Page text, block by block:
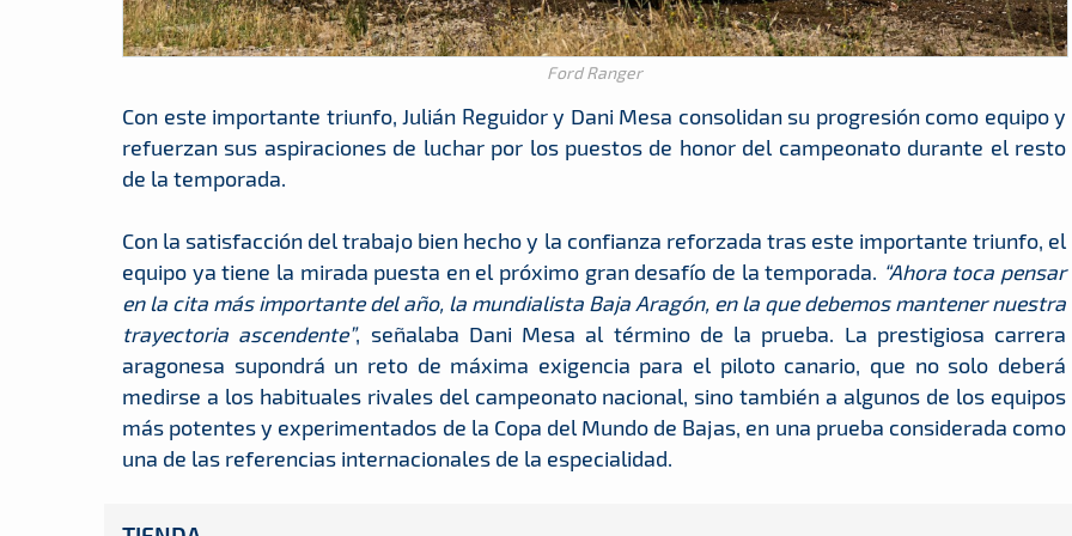
Ford Ranger
Con este importante triunfo, Julián Reguidor y Dani Mesa consolidan su progresión como equipo y
refuerzan sus aspiraciones de luchar por los puestos de honor del campeonato durante el resto
de la temporada.
Con la satisfacción del trabajo bien hecho y la confianza reforzada tras este importante triunfo, el
equipo ya tiene la mirada puesta en el próximo gran desafío de la temporada. “Ahora toca pensar
en la cita más importante del año, la mundialista Baja Aragón, en la que debemos mantener nuestra
trayectoria ascendente”, señalaba Dani Mesa al término de la prueba. La prestigiosa carrera
aragonesa supondrá un reto de máxima exigencia para el piloto canario, que no solo deberá
medirse a los habituales rivales del campeonato nacional, sino también a algunos de los equipos
más potentes y experimentados de la Copa del Mundo de Bajas, en una prueba considerada como
una de las referencias internacionales de la especialidad.